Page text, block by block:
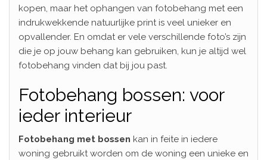
kopen, maar het ophangen van fotobehang met een
indrukwekkende natuurlijke print is veel unieker en
opvallender. En omdat er vele verschillende foto’s zijn
die je op jouw behang kan gebruiken, kun je altijd wel
fotobehang vinden dat bij jou past.
Fotobehang bossen: voor
ieder interieur
Fotobehang met bossen kan in feite in iedere
woning gebruikt worden om de woning een unieke en